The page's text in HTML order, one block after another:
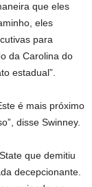
que eles
eles
para
da Carolina do
estadual”.
é mais próximo
disse Swinney.
que demitiu
decepcionante.